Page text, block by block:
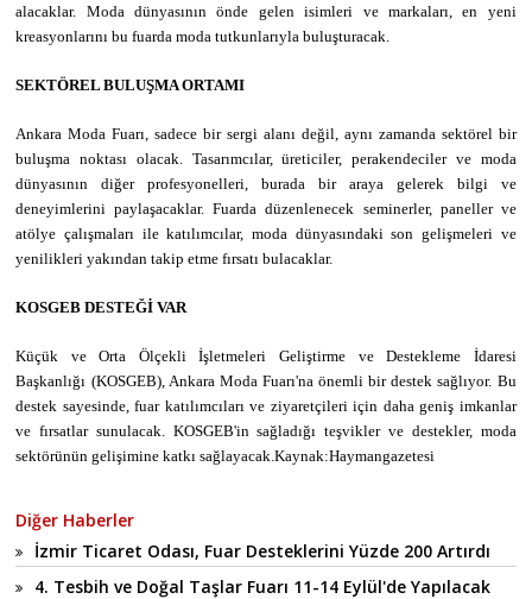
alacaklar. Moda dünyasının önde gelen isimleri ve markaları, en yeni
kreasyonlarını bu fuarda moda tutkunlarıyla buluşturacak.
SEKTÖREL BULUŞMA ORTAMI
Ankara Moda Fuarı, sadece bir sergi alanı değil, aynı zamanda sektörel bir
buluşma noktası olacak. Tasarımcılar, üreticiler, perakendeciler ve moda
dünyasının diğer profesyonelleri, burada bir araya gelerek bilgi ve
deneyimlerini paylaşacaklar. Fuarda düzenlenecek seminerler, paneller ve
atölye çalışmaları ile katılımcılar, moda dünyasındaki son gelişmeleri ve
yenilikleri yakından takip etme fırsatı bulacaklar.
KOSGEB DESTEĞİ VAR
Küçük ve Orta Ölçekli İşletmeleri Geliştirme ve Destekleme İdaresi
Başkanlığı (KOSGEB), Ankara Moda Fuarı'na önemli bir destek sağlıyor. Bu
destek sayesinde, fuar katılımcıları ve ziyaretçileri için daha geniş imkanlar
ve fırsatlar sunulacak. KOSGEB'in sağladığı teşvikler ve destekler, moda
sektörünün gelişimine katkı sağlayacak.Kaynak:Haymangazetesi
Diğer Haberler
İzmir Ticaret Odası, Fuar Desteklerini Yüzde 200 Artırdı
4. Tesbih ve Doğal Taşlar Fuarı 11-14 Eylül'de Yapılacak